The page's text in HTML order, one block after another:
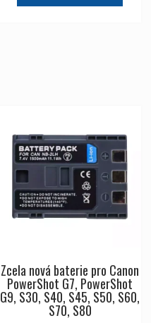
Zcela nová baterie pro Canon
PowerShot G7, PowerShot
G9, S30, S40, S45, S50, S60,
S70, S80